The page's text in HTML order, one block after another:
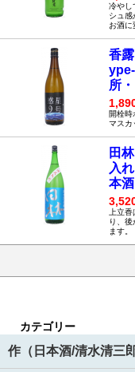
冷やし
シュ感
お酒に
香
所・
開栓時
マスカ
田
入
本酒
上立
り、
ます。
カテゴリー
作（日本酒/清水清三